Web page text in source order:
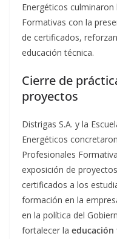
Energéticos
Formativas con la
de certificados,
educación técnica.
Cierre de
proyectos
Distrigas S.A. y la
Energéticos
Profesionales
exposición de
certificados a los
formación en la
en la política del
fortalecer la educación